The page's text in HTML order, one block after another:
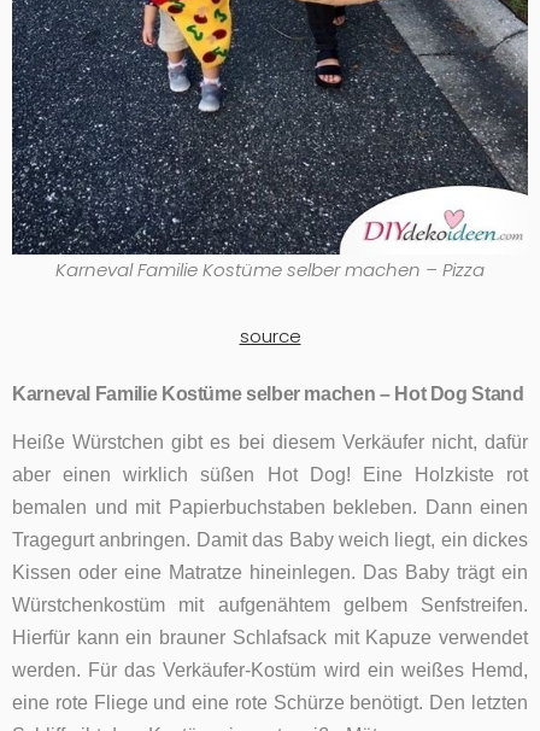
Karneval Familie Kostüme selber machen – Pizza
source
Karneval Familie Kostüme selber machen – Hot Dog Stand
Heiße Würstchen gibt es bei diesem Verkäufer nicht, dafür
aber einen wirklich süßen Hot Dog! Eine Holzkiste rot
bemalen und mit Papierbuchstaben bekleben. Dann einen
Tragegurt anbringen. Damit das Baby weich liegt, ein dickes
Kissen oder eine Matratze hineinlegen. Das Baby trägt ein
Würstchenkostüm mit aufgenähtem gelbem Senfstreifen.
Hierfür kann ein brauner Schlafsack mit Kapuze verwendet
werden. Für das Verkäufer-Kostüm wird ein weißes Hemd,
eine rote Fliege und eine rote Schürze benötigt. Den letzten